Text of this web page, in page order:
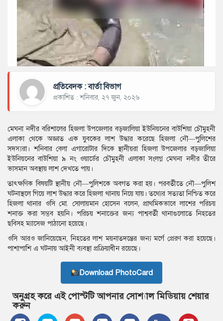
প্রতিবেদক : বার্তা বিভাগ
প্রকাশিত : শনিবার, ২৭ জুন, ২০২৬
মেঘনা নদীর বরিশালের হিজলা উপজেলার বড়জালিয়া ইউনিয়নের বাউশিয়া চৌমুহনী
এলাকা থেকে অজ্ঞাত এক যুবকের লাশ উদ্ধার করেছে হিজলা নৌ—পুলিশের
সদস্যরা। শনিবার বেলা এগারোটার দিকে স্থানীয়রা হিজলা উপজেলার বড়জালিয়া
ইউনিয়নের বাউশিয়া ৯ নং ওয়ার্ডের চৌমুহনী এলাকা সংলগ্ন মেঘনা নদীর তীরে
ভাসমান অবস্থায় লাশ দেখতে পায়।
তাৎক্ষণিক বিষয়টি স্থানীয় নৌ—পুলিশকে অবগত করা হয়। পরবর্তীতে নৌ—পুলিশ
ঘটনাস্থলে গিয়ে লাশ উদ্ধার করে হিজলা থানায় নিয়ে যায়। তথ্যের সত্যতা নিশ্চিত করে
হিজলা থানার ওসি মো. সোলায়মান হোসেন বলেন, প্রাথমিকভাবে লাশের পরিচয়
শনাক্ত করা সম্ভব হয়নি। পরিচয় শনাক্তের জন্য পাশ্ববর্তী থানাগুলোতে নিহতের
ছবিসহ ম্যাসেজ পাঠানো হয়েছে।
ওসি আরও জানিয়েছেন, নিহতের লাশ ময়নাতদন্তের জন্য মর্গে প্রেরণ করা হয়েছে।
পাশাপাশি এ ঘটনায় আইনী ব্যবস্থা প্রক্রিয়াধীন রয়েছে।
Download PhotoCard
অনুগ্রহ করে এই পোস্টটি আপনার সোশ্যাল মিডিয়ায় শেয়ার
করুন